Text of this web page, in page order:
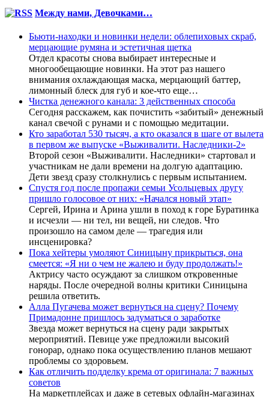
Между нами, Девочками…
Бьюти-находки и новинки недели: облепиховых скраб,
мерцающие румяна и эстетичная щетка
Отдел красоты снова выбирает интересные и
многообещающие новинки. На этот раз нашего
внимания охлаждающая маска, мерцающий баттер,
лимонный блеск для губ и кое-что еще…
Чистка денежного канала: 3 действенных способа
Сегодня расскажем, как почистить «забитый» денежный
канал свечой с рунами и с помощью медитации.
Кто заработал 530 тысяч, а кто оказался в шаге от вылета
в первом же выпуске «Выживалити. Наследники-2»
Второй сезон «Выживалити. Наследники» стартовал и
участникам не дали времени на долгую адаптацию.
Дети звезд сразу столкнулись с первым испытанием.
Спустя год после пропажи семьи Усольцевых другу
пришло голосовое от них: «Начался новый этап»
Сергей, Ирина и Арина ушли в поход к горе Буратинка
и исчезли — ни тел, ни вещей, ни следов. Что
произошло на самом деле — трагедия или
инсценировка?
Пока хейтеры умоляют Синицыну прикрыться, она
смеется: «Я ни о чем не жалею и буду продолжать!»
Актрису часто осуждают за слишком откровенные
наряды. После очередной волны критики Синицына
решила ответить.
Алла Пугачева может вернуться на сцену? Почему
Примадонне пришлось задуматься о заработке
Звезда может вернуться на сцену ради закрытых
мероприятий. Певице уже предложили высокий
гонорар, однако пока осуществлению планов мешают
проблемы со здоровьем.
Как отличить подделку крема от оригинала: 7 важных
советов
На маркетплейсах и даже в сетевых офлайн-магазинах